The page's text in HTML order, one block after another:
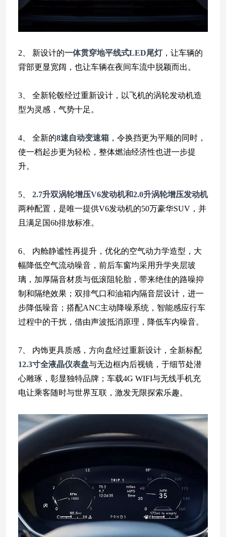
2、 新设计的一体贯穿地平线式LED尾灯，让车辆的
背部更显宽阔，也让车辆在夜间车流中脱颖而出。
3、 全新轮毂经过重新设计，以飞机的涡轮发动机造
型为灵感，气势十足。
4、 全新的8速自动变速箱 ，令换挡更为平顺的同时，
使一档起步更为轻松，整体燃油经济性也进一步提
升。
5、
2.7升双涡轮增压V6发动机和2.0升涡轮增压发动机
两种配置，是唯一提供V6发动机的50万豪华SUV，并
且满足国6b排放标准。
6、 内舱静谧性再提升，优化的空气动力学造型，大
幅降低空气流动噪音，前后车窗均采用升学夹层玻
璃，加厚隔音材质与低滚阻轮胎，带来绝佳的路噪抑
制和隔绝效果；双排气口和油箱内隔音层设计，进一
步降低噪音；搭配ANC主动降噪系统，智能感应行车
过程中的干扰，借由声波抵消原理，降低车内噪音。
7、 内饰更具质感，方向盘经过重新设计，全新标配
12.3寸全液晶仪表盘与无边框内后视镜，于细节处潜
心雕琢，彰显独特品牌；车载4G WIFI与无线手机充
电让乘客随时与世界互联，激发无限探索乐趣。